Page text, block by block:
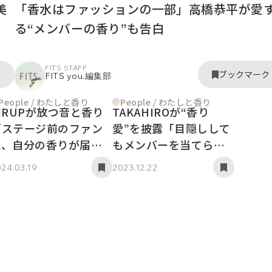
「香水はファッションの一部」高橋恭平が愛
る“メンバーの香り”も告白
FITS STAFF
FITS you.編集部 ブックマーク
/ わたしと香り
が放つ音と香り
テージ前のファン
自分の香りが届く
に」
People / わたしと香り
TAKAHIROが“香り
愛”を披露「目隠しして
もメンバーを当てられ
る」
2023.12.22